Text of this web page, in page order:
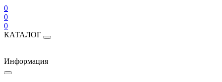
0
0
0
КАТАЛОГ
Информация